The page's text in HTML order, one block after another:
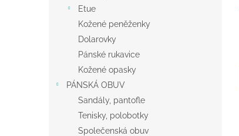
Etue
Kožené peněženky
Dolarovky
Pánské rukavice
Kožené opasky
PÁNSKÁ OBUV
Sandály, pantofle
Tenisky, polobotky
Společenská obuv